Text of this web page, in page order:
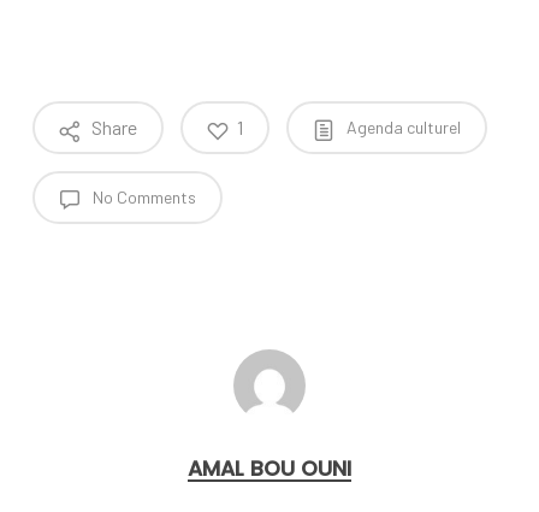
Share 1 Agenda culturel
No Comments
AMAL BOU OUNI